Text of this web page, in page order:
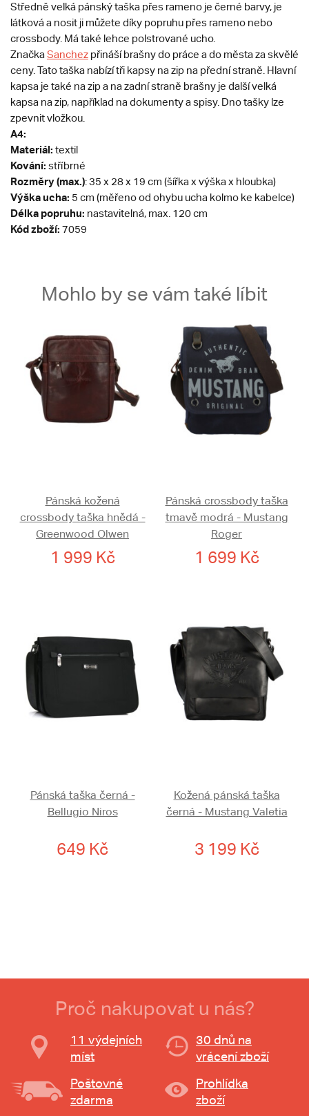
Středně velká pánský taška přes rameno je černé barvy, je
látková a nosit ji můžete díky popruhu přes rameno nebo
crossbody. Má také lehce polstrované ucho.
Značka Sanchez přináší brašny do práce a do města za skvělé
ceny. Tato taška nabízí tři kapsy na zip na přední straně. Hlavní
kapsa je také na zip a na zadní straně brašny je další velká
kapsa na zip, například na dokumenty a spisy. Dno tašky lze
zpevnit vložkou.
A4:
Materiál: textil
Kování: stříbrné
Rozměry (max.): 35 x 28 x 19 cm (šířka x výška x hloubka)
Výška ucha: 5 cm (měřeno od ohybu ucha kolmo ke kabelce)
Délka popruhu: nastavitelná, max. 120 cm
Kód zboží: 7059
Mohlo by se vám také líbit
Pánská kožená
crossbody taška hnědá -
Greenwood Olwen
1 999 Kč
Pánská crossbody taška
tmavě modrá - Mustang
Roger
1 699 Kč
Pánská taška černá -
Bellugio Niros
649 Kč
Kožená pánská taška
černá - Mustang Valetia
3 199 Kč
Proč nakupovat u nás?
11 výdejních
míst
30 dnů na
vrácení zboží
Poštovné
zdarma
Prohlídka
zboží